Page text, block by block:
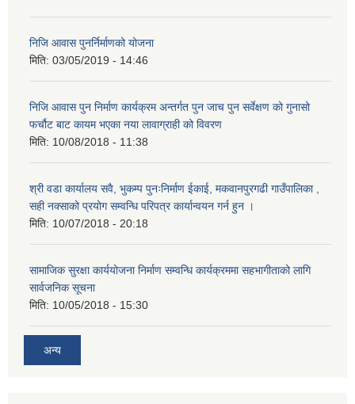
निजि आवास पुनर्निर्माणको योजना
मिति: 03/05/2019 - 14:46
निजि आवास पुन निर्माण कार्यक्रम अन्तर्गत पुन जाच पुन सर्वेक्षण को गुनासो
फर्चौट बाट कायम भएका नया लावाग्राही को विवरण
मिति: 10/08/2018 - 11:38
श्री वडा कार्यालय सवै, भुकम्प पुनःनिर्माण ईकाई, मकवानपुरगढी गाउँपालिका ,
सही नक्साको प्रयोग सम्वन्धि परिपत्र कार्यान्वयन गर्न हुन ।
मिति: 10/07/2018 - 20:18
सामाजिक सुरक्षा कार्ययोजना निर्माण सम्वन्धि कार्यक्रममा सहभागीताको लागि
सार्वजनिक सूचना
मिति: 10/05/2018 - 15:30
अन्य